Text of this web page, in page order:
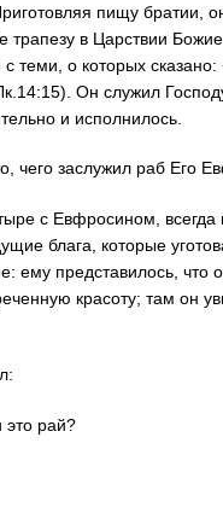
пищу братии,
трапезу в Царствии
теми, о которых сказано:
Он служил
и исполнилось.
чего заслужил раб Его
с Евфросином, всегда
блага, которые
ему представилось, что
красоту; там он
это рай?